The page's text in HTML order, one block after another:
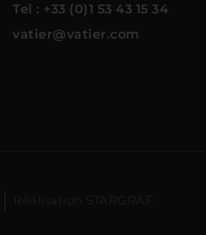
Tel : +33 (0)1 53 43 15 34
vatier@vatier.com
Réalisation STARGRAF